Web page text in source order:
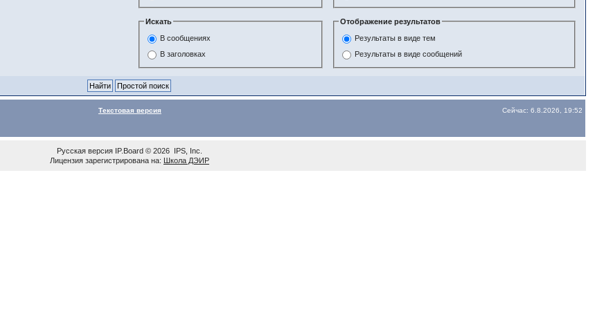
Искать
В сообщениях
В заголовках
Отображение результатов
Результаты в виде тем
Результаты в виде сообщений
Текстовая версия Сейчас: 6.8.2026, 19:52
Русская версия IP.Board© 2026 IPS, Inc
Лицензия зарегистрирована на: Школа ДЭИР